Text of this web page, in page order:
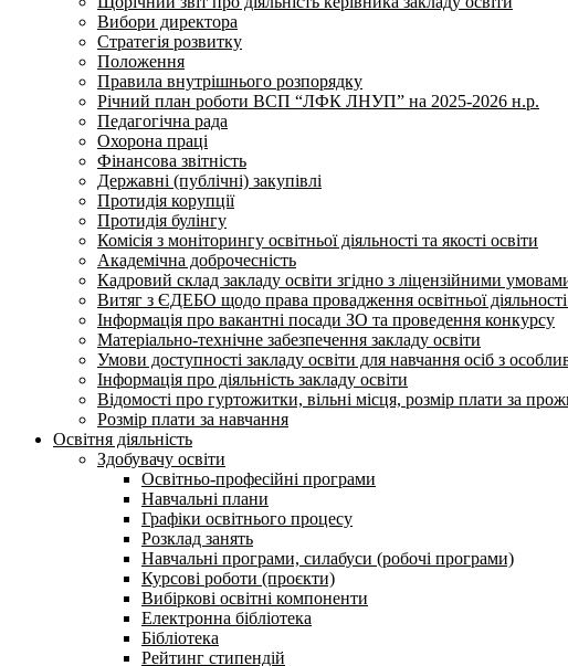
Вибори директора
Стратегія розвитку
Положення
Правила внутрішнього розпорядку
Річний план роботи ВСП “ЛФК ЛНУП” на 2025-2026 н.р.
Педагогічна рада
Охорона праці
Фінансова звітність
Державні (публічні) закупівлі
Протидія корупції
Протидія булінгу
Комісія з моніторингу освітньої діяльності та якості освіти
Академічна доброчесність
Кадровий склад закладу освіти згідно з ліцензійними
Витяг з ЄДЕБО щодо права провадження освітньої діяльності
Інформація про вакантні посади ЗО та проведення конкурсу
Матеріально-технічне забезпечення закладу освіти
Умови доступності закладу освіти для навчання осіб з
Інформація про діяльність закладу освіти
Відомості про гуртожитки, вільні місця, розмір плати за
Розмір плати за навчання
Освітня діяльність
Здобувачу освіти
Освітньо-професійні програми
Навчальні плани
Графіки освітнього процесу
Розклад занять
Навчальні програми, силабуси (робочі програми)
Курсові роботи (проєкти)
Вибіркові освітні компоненти
Електронна бібліотека
Бібліотека
Рейтинг стипендій